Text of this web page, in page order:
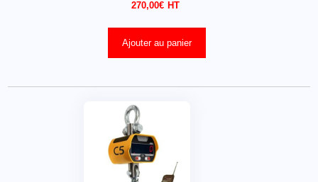
270,00€
Ajouter au panier